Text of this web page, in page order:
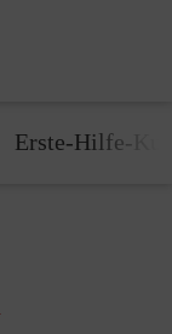
Erste-Hilfe-